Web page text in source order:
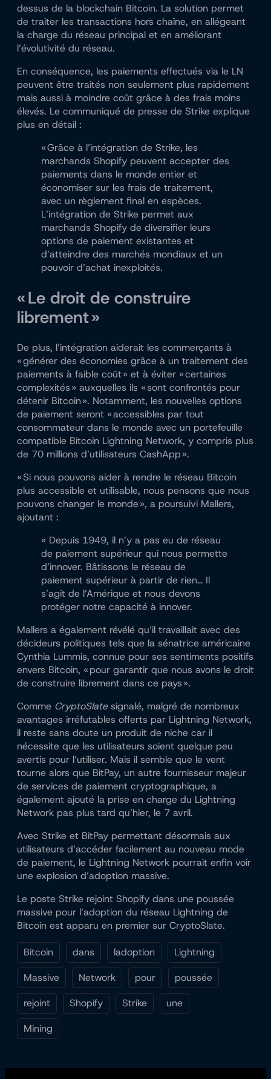
dessus de la blockchain Bitcoin. La solution permet
de traiter les transactions hors chaîne, en allégeant
la charge du réseau principal et en améliorant
l’évolutivité du réseau.
En conséquence, les paiements effectués via le LN
peuvent être traités non seulement plus rapidement
mais aussi à moindre coût grâce à des frais moins
élevés. Le communiqué de presse de Strike explique
plus en détail :
« Grâce à l’intégration de Strike, les
marchands Shopify peuvent accepter des
paiements dans le monde entier et
économiser sur les frais de traitement,
avec un règlement final en espèces.
L’intégration de Strike permet aux
marchands Shopify de diversifier leurs
options de paiement existantes et
d’atteindre des marchés mondiaux et un
pouvoir d’achat inexploités.
« Le droit de construire
librement »
De plus, l’intégration aiderait les commerçants à
« générer des économies grâce à un traitement des
paiements à faible coût » et à éviter « certaines
complexités » auxquelles ils « sont confrontés pour
détenir Bitcoin ». Notamment, les nouvelles options
de paiement seront « accessibles par tout
consommateur dans le monde avec un portefeuille
compatible Bitcoin Lightning Network, y compris plus
de 70 millions d’utilisateurs CashApp ».
« Si nous pouvons aider à rendre le réseau Bitcoin
plus accessible et utilisable, nous pensons que nous
pouvons changer le monde », a poursuivi Mallers,
ajoutant :
« Depuis 1949, il n’y a pas eu de réseau
de paiement supérieur qui nous permette
d’innover. Bâtissons le réseau de
paiement supérieur à partir de rien… Il
s’agit de l’Amérique et nous devons
protéger notre capacité à innover.
Mallers a également révélé qu’il travaillait avec des
décideurs politiques tels que la sénatrice américaine
Cynthia Lummis, connue pour ses sentiments positifs
envers Bitcoin, « pour garantir que nous avons le droit
de construire librement dans ce pays ».
Comme CryptoSlatesignalé, malgré de nombreux
avantages irréfutables offerts par Lightning Network,
il reste sans doute un produit de niche car il
nécessite que les utilisateurs soient quelque peu
avertis pour l’utiliser. Mais il semble que le vent
tourne alors que BitPay, un autre fournisseur majeur
de services de paiement cryptographique, a
également ajouté la prise en charge du Lightning
Network pas plus tard qu’hier, le 7 avril.
Avec Strike et BitPay permettant désormais aux
utilisateurs d’accéder facilement au nouveau mode
de paiement, le Lightning Network pourrait enfin voir
une explosion d’adoption massive.
Le poste Strike rejoint Shopify dans une poussée
massive pour l’adoption du réseau Lightning de
Bitcoin est apparu en premier sur CryptoSlate.
Bitcoin dans ladoption
Lightning
Massive
Network pour
poussée
rejoint
Shopify Strike
une
Mining